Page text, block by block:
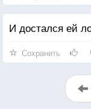
И достался ей
Сохранить